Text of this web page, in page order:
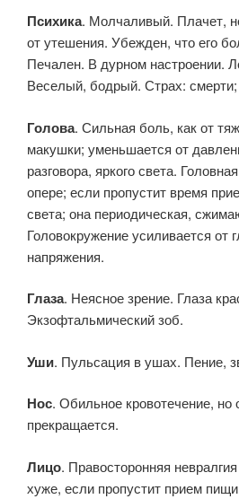
Психика. Молчаливый. Плачет,
от утешения. Убежден, что его
Печален. В дурном настроении.
Веселый, бодрый. Страх: смерти;
Голова. Сильная боль, как от
макушки; уменьшается от
разговора, яркого света.
опере; если пропустит время
света; она периодическая,
Головокружение усиливается от
напряжения.
Глаза. Неясное зрение. Глаза
Экзофтальмический зоб.
Уши. Пульсация в ушах. Пение,
Нос. Обильное кровотечение, но
прекращается.
Лицо. Правосторонняя
хуже, если пропустит прием